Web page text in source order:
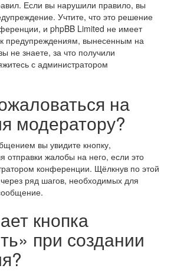
Если вы нарушили правило, вы
Учтите, что это решение
и phpBB Limited не имеет
предупреждениям, вынесенным на
не знаете, за что получили
с администратором
на
модератору?
вы увидите кнопку,
отправки жалобы на него, если это
конференции. Щёлкнув по этой
ряд шагов, необходимых для
кнопка
при создании